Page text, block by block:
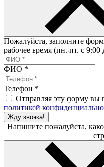
Пожалуйста, заполните
рабочее время (пн.-пт. с
ФИО *
Телефон *
Отправляя эту форму вы
политикой
Жду звонка!
Напишите пожалуйста,